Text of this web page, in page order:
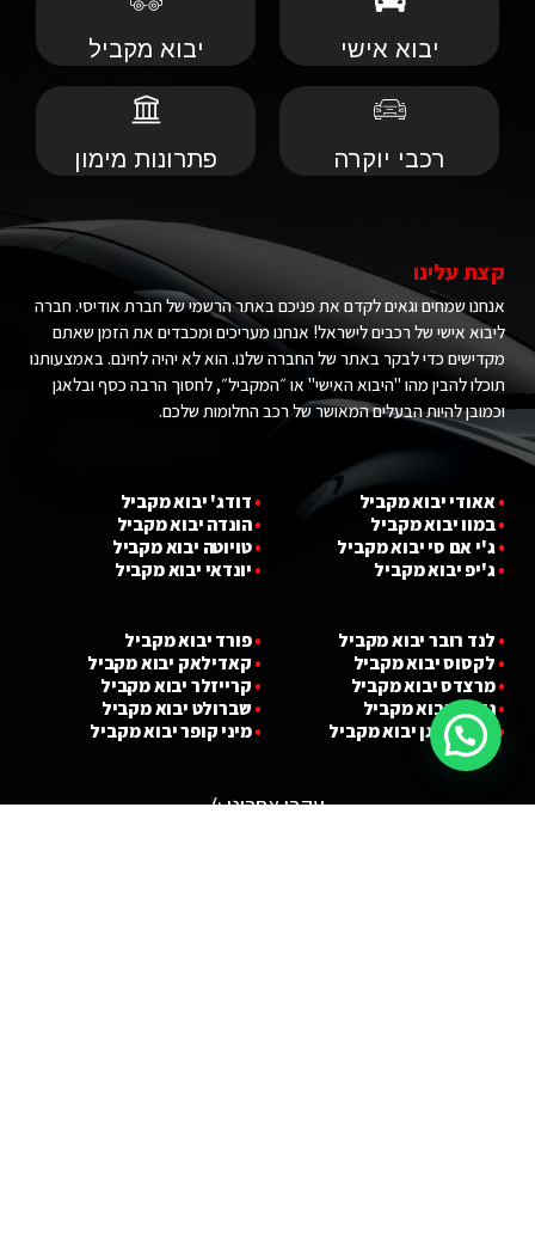
יבוא אישי יבוא מקביל
רכבי יוקרה פתרונות מימון
קצת עלינו
אנחנו שמחים וגאים לקדם את פניכם באתר הרשמי של חברת אודיסי. חברה
ליבוא אישי של רכבים לישראל! אנחנו מעריכים ומכבדים את הזמן שאתם
מקדישים כדי לבקר באתר של החברה שלנו. הוא לא יהיה לחינם. באמצעותנו
תוכלו להבין מהו "היבוא האישי" או ״המקביל״, לחסוך הרבה כסף ובלאגן
וכמובן להיות הבעלים המאושר של רכב החלומות שלכם.
• אאודי יבוא מקביל
•במוו יבוא מקביל
• ג'י אם סי יבוא מקביל
• ג'יפ יבוא מקביל
• דודג' יבוא מקביל
•הונדה יבוא מקביל
•טויוטה יבוא מקביל
• יונדאי יבוא מקביל
• לנד רובר יבוא מקביל
• לקסוס יבוא מקביל
•מרצדס יבוא מקביל
•ניסאן יבוא מקביל
• פולקסווגן יבוא מקביל
•פורד יבוא מקביל
• קאדילאק יבוא מקביל
• קרייזלר יבוא מקביל
• שברולט יבוא מקביל
•מיני קופר יבוא מקביל
עקבו אחרינו :)